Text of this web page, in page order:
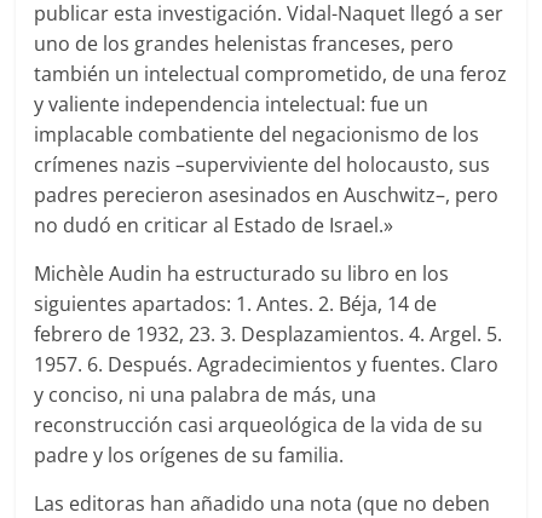
publicar esta investigación. Vidal-Naquet llegó a ser
uno de los grandes helenistas franceses, pero
también un intelectual comprometido, de una feroz
y valiente independencia intelectual: fue un
implacable combatiente del negacionismo de los
crímenes nazis –superviviente del holocausto, sus
padres perecieron asesinados en Auschwitz–, pero
no dudó en criticar al Estado de Israel.»
Michèle Audin ha estructurado su libro en los
siguientes apartados: 1. Antes. 2. Béja, 14 de
febrero de 1932, 23. 3. Desplazamientos. 4. Argel. 5.
1957. 6. Después. Agradecimientos y fuentes. Claro
y conciso, ni una palabra de más, una
reconstrucción casi arqueológica de la vida de su
padre y los orígenes de su familia.
Las editoras han añadido una nota (que no deben